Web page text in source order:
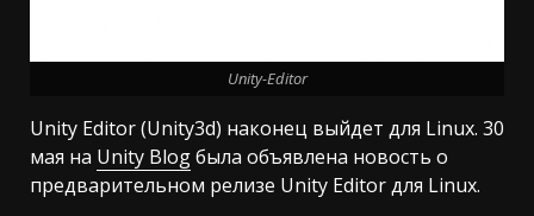
Unity-Editor
Unity Editor (Unity3d) наконец выйдет для Linux. 30
мая на Unity Blogбыла объявлена новость о
предварительном релизе Unity Editor для Linux.